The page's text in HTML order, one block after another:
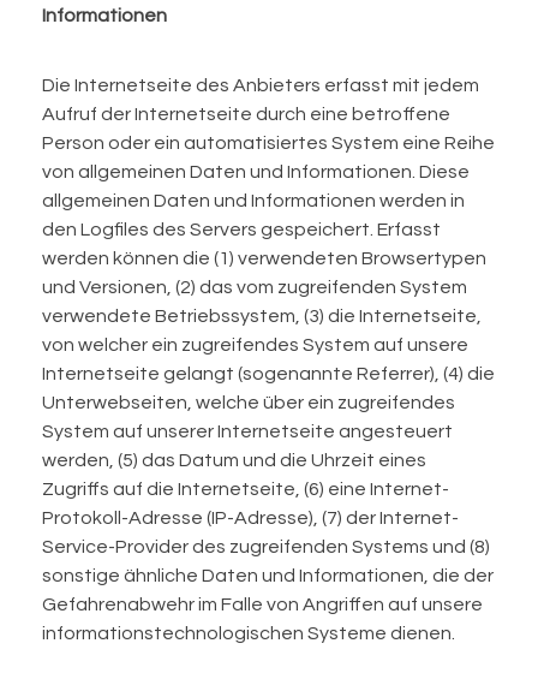
Informationen
Die Internetseite des Anbieters erfasst mit jedem
Aufruf der Internetseite durch eine betroffene
Person oder ein automatisiertes System eine Reihe
von allgemeinen Daten und Informationen. Diese
allgemeinen Daten und Informationen werden in
den Logfiles des Servers gespeichert. Erfasst
werden können die (1) verwendeten Browsertypen
und Versionen, (2) das vom zugreifenden System
verwendete Betriebssystem, (3) die Internetseite,
von welcher ein zugreifendes System auf unsere
Internetseite gelangt (sogenannte Referrer), (4) die
Unterwebseiten, welche über ein zugreifendes
System auf unserer Internetseite angesteuert
werden, (5) das Datum und die Uhrzeit eines
Zugriffs auf die Internetseite, (6) eine Internet-
Protokoll-Adresse (IP-Adresse), (7) der Internet-
Service-Provider des zugreifenden Systems und (8)
sonstige ähnliche Daten und Informationen, die der
Gefahrenabwehr im Falle von Angriffen auf unsere
informationstechnologischen Systeme dienen.